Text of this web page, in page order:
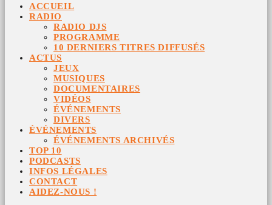
ACCUEIL
RADIO
RADIO DJS
PROGRAMME
10 DERNIERS TITRES DIFFUSÉS
ACTUS
JEUX
MUSIQUES
DOCUMENTAIRES
VIDÉOS
ÉVÉNEMENTS
DIVERS
ÉVÉNEMENTS
ÉVÉNEMENTS ARCHIVÉS
TOP 10
PODCASTS
INFOS LÉGALES
CONTACT
AIDEZ-NOUS !